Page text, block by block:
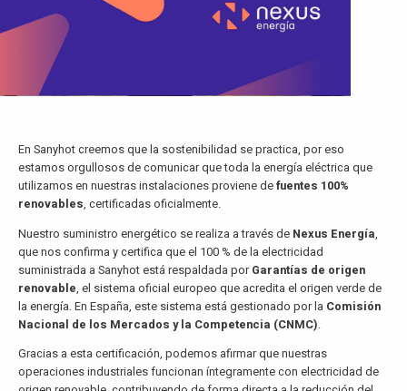
En Sanyhot creemos que la sostenibilidad se practica, por eso
estamos orgullosos de comunicar que toda la energía eléctrica que
utilizamos en nuestras instalaciones proviene defuentes 100%
renovables, certificadas oficialmente.
Nuestro suministro energético se realiza a través de Nexus Energía,
que nos confirma y certifica que el 100 % de la electricidad
suministrada a Sanyhot está respaldada por Garantías de origen
renovable, el sistema oficial europeo que acredita el origen verde de
la energía. En España, este sistema está gestionado por la Comisión
Nacional de los Mercados y la Competencia (CNMC).
Gracias a esta certificación, podemos afirmar que nuestras
operaciones industriales funcionan íntegramente con electricidad de